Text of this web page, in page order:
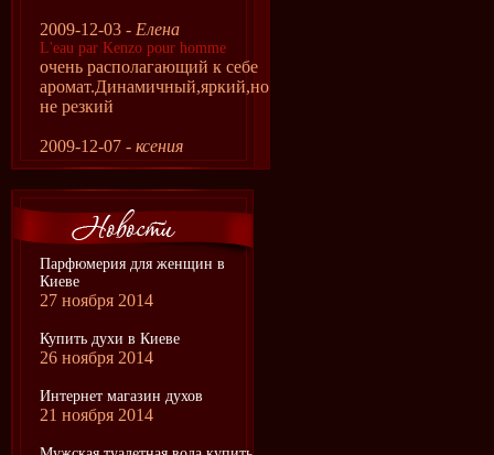
2009-12-03 - Елена
L'eau par Kenzo pour homme
очень располагающий к себе
аромат.Динамичный,яркий,но
не резкий
2009-12-07 - ксения
Парфюмерия для женщин в
Киеве
27 ноября 2014
Купить духи в Киеве
26 ноября 2014
Интернет магазин духов
21 ноября 2014